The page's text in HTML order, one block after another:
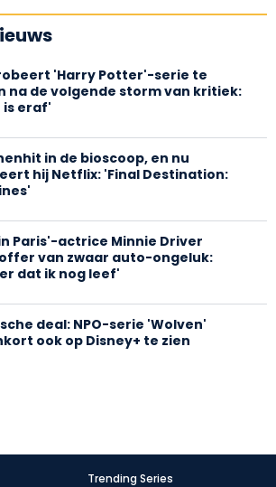
'Harry Potter'-serie te
na de volgende storm van kritiek:
is eraf'
in de bioscoop, en nu
hij Netflix: 'Final Destination:
Paris'-actrice Minnie Driver
van zwaar auto-ongeluk:
dat ik nog leef'
deal: NPO-serie 'Wolven'
ook op Disney+ te zien
Trending Series